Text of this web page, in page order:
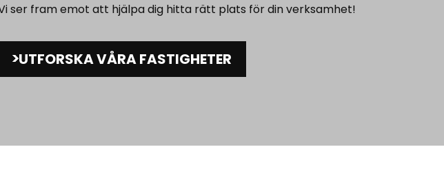
ser fram emot att hjälpa dig hitta rätt plats för din verksamhet!
UTFORSKA VÅRA FASTIGHETER